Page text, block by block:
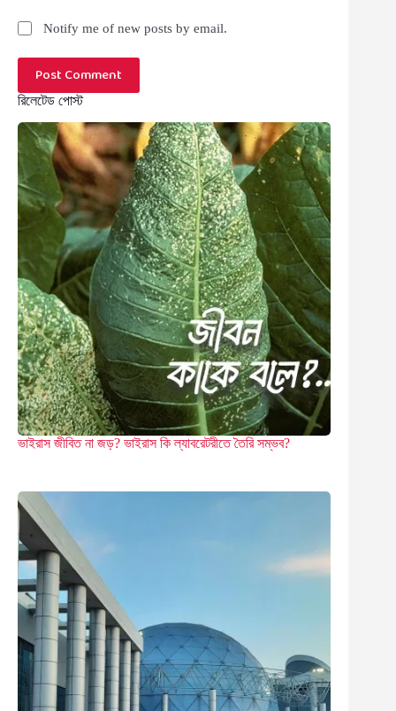
Notify me of new posts by email.
Post Comment
রিলেটেড পোস্ট
ভাইরাস জীবিত না জড়? ভাইরাস কি ল্যাবরেটরীতে তৈরি সম্ভব?